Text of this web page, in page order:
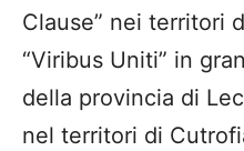
Clause” nei territori
“Viribus Uniti” in
della provincia di
nel territori di